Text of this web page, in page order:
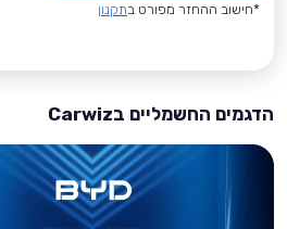
*חישוב ההחזר מפורט בתקנון
הדגמים החשמליים בCarwiz